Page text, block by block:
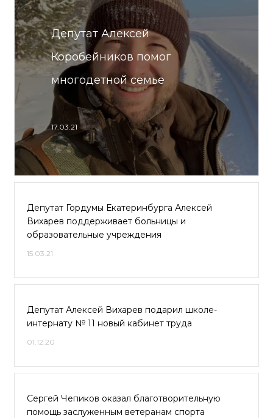
Депутат Алексей
Коробейников помог
многодетной семье
17.03.21
Депутат Гордумы Екатеринбурга Алексей
Вихарев поддерживает больницы и
образовательные учреждения
15.03.21
Депутат Алексей Вихарев подарил школе-
интернату № 11 новый кабинет труда
01.12.20
Сергей Чепиков оказал благотворительную
помощь заслуженным ветеранам спорта